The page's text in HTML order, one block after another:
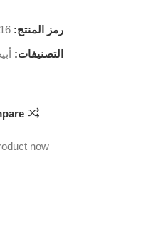
رمز المنتج:
التصنيفات:
now!